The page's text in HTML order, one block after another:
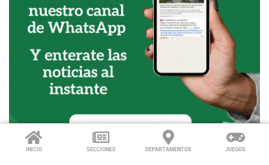
INICIO SECCIONES DEPARTAMENTOS JUEGOS